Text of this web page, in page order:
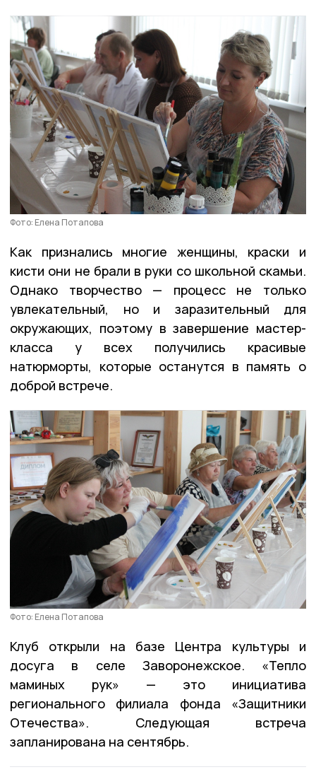
Фото: Елена Потапова
Как признались многие женщины, краски и
кисти они не брали в руки со школьной скамьи.
Однако творчество — процесс не только
увлекательный, но и заразительный для
окружающих, поэтому в завершение мастер-
класса у всех получились красивые
натюрморты, которые останутся в память о
доброй встрече.
Фото: Елена Потапова
Клуб открыли на базе Центра культуры и
досуга в селе Заворонежское. «Тепло
маминых рук» — это инициатива
регионального филиала фонда «Защитники
Отечества». Следующая встреча
запланирована на сентябрь.